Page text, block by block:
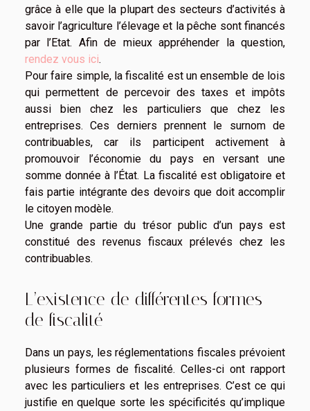
grâce à elle que la plupart des secteurs d’activités à
savoir l’agriculture l’élevage et la pêche sont financés
par l’Etat. Afin de mieux appréhender la question,
rendez vous ici.
Pour faire simple, la fiscalité est un ensemble de lois
qui permettent de percevoir des taxes et impôts
aussi bien chez les particuliers que chez les
entreprises. Ces derniers prennent le surnom de
contribuables, car ils participent activement à
promouvoir l’économie du pays en versant une
somme donnée à l’État. La fiscalité est obligatoire et
fais partie intégrante des devoirs que doit accomplir
le citoyen modèle.
Une grande partie du trésor public d’un pays est
constitué des revenus fiscaux prélevés chez les
contribuables.
L’existence de différentes formes
de fiscalité
Dans un pays, les réglementations fiscales prévoient
plusieurs formes de fiscalité. Celles-ci ont rapport
avec les particuliers et les entreprises. C’est ce qui
justifie en quelque sorte les spécificités qu’implique